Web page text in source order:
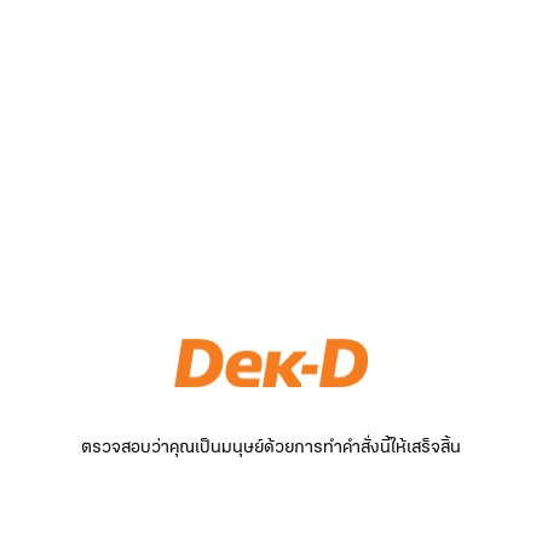
ตรวจสอบว่าคุณเป็นมนุษย์ด้วยการทำคำสั่งนี้ให้เสร็จสิ้น